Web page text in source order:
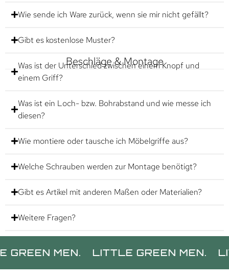
Wie sende ich Ware zurück, wenn sie mir nicht gefällt?
Gibt es kostenlose Muster?
Beschläge & Montage
Was ist der Unterschied zwischen einem Knopf und
einem Griff?
Was ist ein Loch- bzw. Bohrabstand und wie messe ich
diesen?
Wie montiere oder tausche ich Möbelgriffe aus?
Welche Schrauben werden zur Montage benötigt?
Gibt es Artikel mit anderen Maßen oder Materialien?
Weitere Fragen?
MEN. LITTLE GREEN MEN. LITTLE